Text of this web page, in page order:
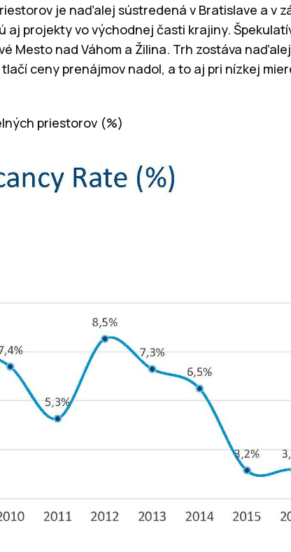
je naďalej sústredená v Bratislave a v
aj projekty vo východnej časti krajiny.
Mesto nad Váhom a Žilina. Trh zostáva
ceny prenájmov nadol, a to aj pri nízkej
priestorov (%)